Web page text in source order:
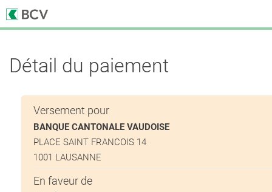
Détail du paiement
Versement pour
BANQUE CANTONALE VAUDOISE
PLACE SAINT FRANCOIS 14
1001 LAUSANNE
En faveur de